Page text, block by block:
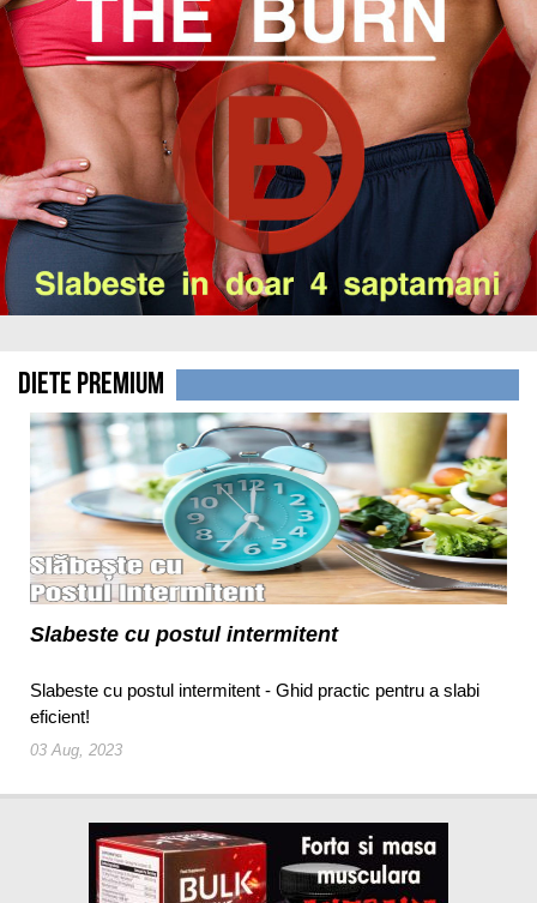
DIETE PREMIUM
Slabeste cu postul intermitent
Slabeste cu postul intermitent - Ghid practic pentru a slabi
eficient!
03 Aug, 2023